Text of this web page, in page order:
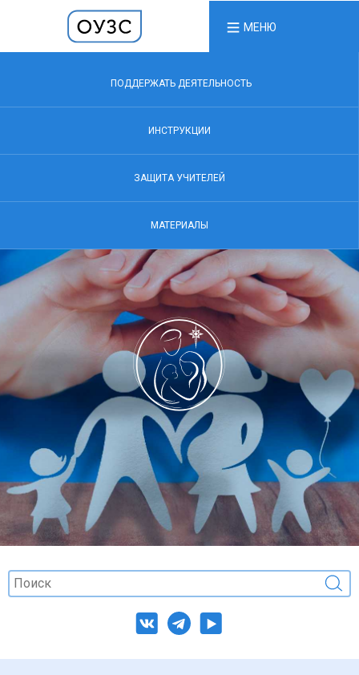
МЕНЮ
ПОДДЕРЖАТЬ ДЕЯТЕЛЬНОСТЬ
ИНСТРУКЦИИ
ЗАЩИТА УЧИТЕЛЕЙ
МАТЕРИАЛЫ